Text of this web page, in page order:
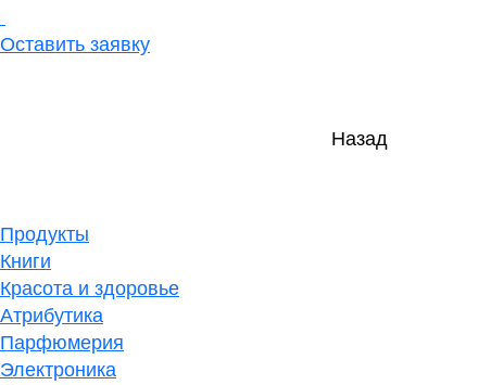
Оставить заявку
Назад
Продукты
Книги
Красота и здоровье
Атрибутика
Парфюмерия
Электроника